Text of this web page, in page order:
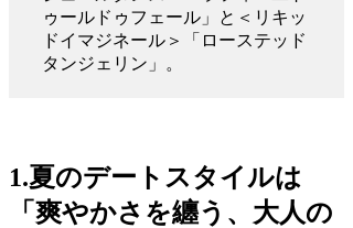
ゥールドゥフェール」と＜リキッ
ドイマジネール＞「ローステッド
タンジェリン」。
1.夏のデートスタイルは
「爽やかさを纏う、大人の